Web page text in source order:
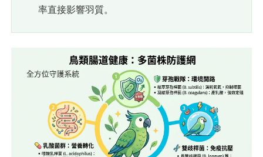
率直接影響羽質。